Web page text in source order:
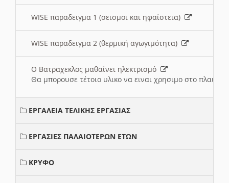
WISE παραδειγμα 1 (σεισμοι και ηφαίστεια)
WISE παραδειγμα 2 (θερμική αγωγιμότητα)
Ο Βατραχεκλος μαθαίνει ηλεκτρισμό
Θα μπορουσε τέτοιο υλικο να ειναι χρησιμο στο
ΕΡΓΑΛΕΙΑ ΤΕΛΙΚΗΣ ΕΡΓΑΣΙΑΣ
ΕΡΓΑΣΙΕΣ ΠΑΛΑΙΟΤΕΡΩΝ ΕΤΩΝ
ΚΡΥΦΟ